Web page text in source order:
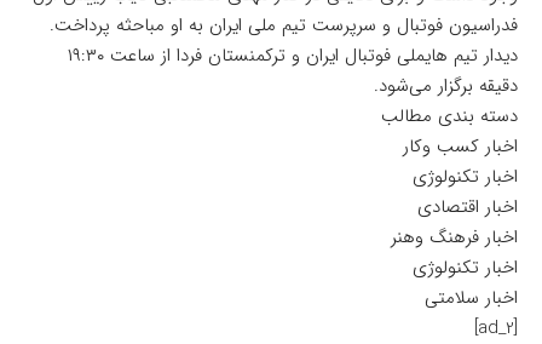
فدراسیون فوتبال و سرپرست تیم ملی ایران به او مباحثه پرداخت.
دیدار تیم ‌هایملی فوتبال ایران و ترکمنستان فردا از ساعت ۱۹:۳۰
دقیقه برگزار می‌شود.
دسته بندی مطالب
اخبار کسب وکار
اخبار تکنولوژی
اخبار اقتصادی
اخبار فرهنگ وهنر
اخبار تکنولوژی
اخبار سلامتی
[ad_2]